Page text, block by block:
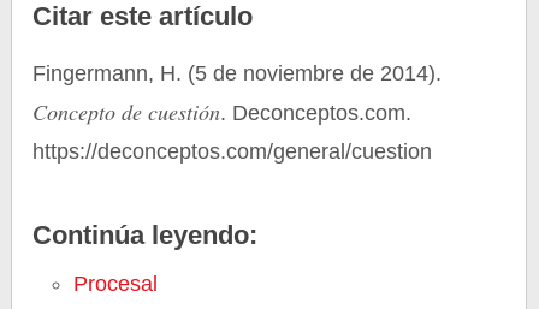
Citar este artículo
Fingermann, H. (5 de noviembre de 2014).
Concepto de cuestión. Deconceptos.com.
https://deconceptos.com/general/cuestion
Continúa leyendo:
Procesal